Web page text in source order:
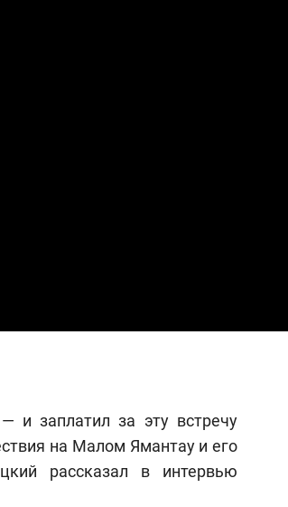
и заплатил за эту встречу
на Малом Ямантау и его
рассказал в интервью